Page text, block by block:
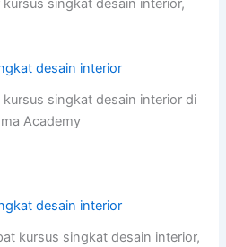
singkat desain interior,
kursus singkat desain interior di
Academy
kursus singkat desain interior,